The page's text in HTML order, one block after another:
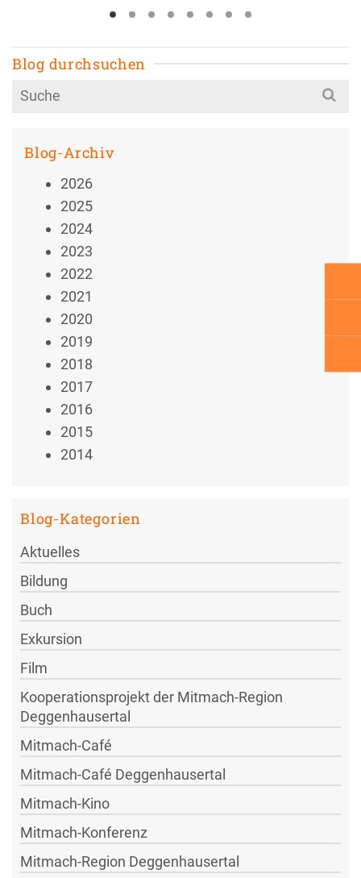
Blog durchsuchen
Search
for:
Blog-Archiv
2026
2025
2024
2023
2022
2021
2020
2019
2018
2017
2016
2015
2014
Blog-Kategorien
Aktuelles
Bildung
Buch
Exkursion
Film
Kooperationsprojekt der Mitmach-Region
Deggenhausertal
Mitmach-Café
Mitmach-Café Deggenhausertal
Mitmach-Kino
Mitmach-Konferenz
Mitmach-Region Deggenhausertal